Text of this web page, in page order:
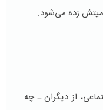
زده می‌شود.
از دیگران ـ چه